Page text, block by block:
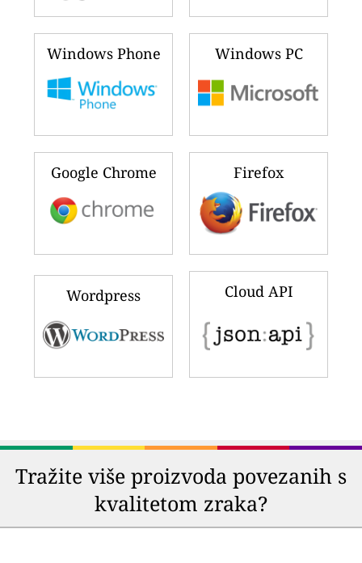
Windows Phone Windows PC
Google Chrome Firefox
Wordpress Cloud API
Tražite više proizvoda povezanih s
kvalitetom zraka?